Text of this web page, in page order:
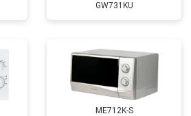
GW731KU
ME712K-S